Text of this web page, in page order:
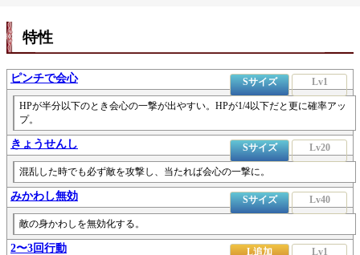
特性
ピンチで会心 Sサイズ Lv1
HPが半分以下のとき会心の一撃が出やすい。HPが1/4以下だと更に確率アッ
プ。
きょうせんし Sサイズ Lv20
混乱した時でも必ず敵を攻撃し、当たれば会心の一撃に。
みかわし無効 Sサイズ Lv40
敵の身かわしを無効化する。
2〜3回行動 L追加 Lv1